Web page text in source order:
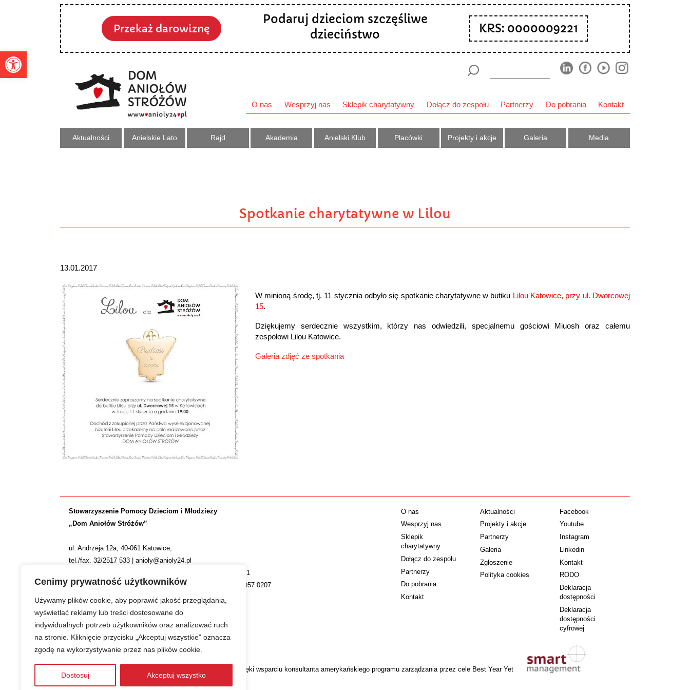
Otwórz pasek narzędzi
Cenimy prywatność użytkowników
Używamy plików cookie, aby poprawić jakość przeglądania,
wyświetlać reklamy lub treści dostosowane do
indywidualnych potrzeb użytkowników oraz analizować ruch
na stronie. Kliknięcie przycisku „Akceptuj wszystkie” oznacza
zgodę na wykorzystywanie przez nas plików cookie.
Dostosuj Akceptuj wszystko
Przekaż darowiznę
Podaruj dzieciom szczęśliwe
dzieciństwo
KRS: 0000009221
O nas Wesprzyj nas Sklepik charytatywny Dołącz do zespołu Partnerzy Do pobrania Kontakt
Aktualności Anielskie Lato Rajd Akademia Anielski Klub Placówki Projekty i akcje Galeria Media
Spotkanie charytatywne w Lilou
13.01.2017
W minioną środę, tj. 11 stycznia odbyło się spotkanie charytatywne w butiku Lilou Katowice, przy ul. Dworcowej
15.
Dziękujemy serdecznie wszystkim, którzy nas odwiedzili, specjalnemu gościowi Miuosh oraz całemu
zespołowi Lilou Katowice.
Galeria zdjęć ze spotkania
Stowarzyszenie Pomocy Dzieciom i Młodzieży
„Dom Aniołów Stróżów”
ul. Andrzeja 12a, 40-061 Katowice,
tel./fax. 32/2517 533 | anioly@anioly24.pl
NIP: 634 24 24 781 | REGON: 277553974 | KRS 0000009221
Nr konta: ING Bank Śląski S.A. 36 1050 1214 1000 0022 4957 0207
O nas
Wesprzyj nas
Sklepik
charytatywny
Dołącz do zespołu
Partnerzy
Do pobrania
Kontakt
Aktualności
Projekty i akcje
Partnerzy
Galeria
Zgłoszenie
Polityka cookies
Facebook
Youtube
Instagram
Linkedin
Kontakt
RODO
Deklaracja
dostępności
Deklaracja
dostępności
cyfrowej
Zwiększamy efektywność naszych codziennych działań dzięki wsparciu konsultanta amerykańskiego programu zarządzania przez cele Best Year Yet